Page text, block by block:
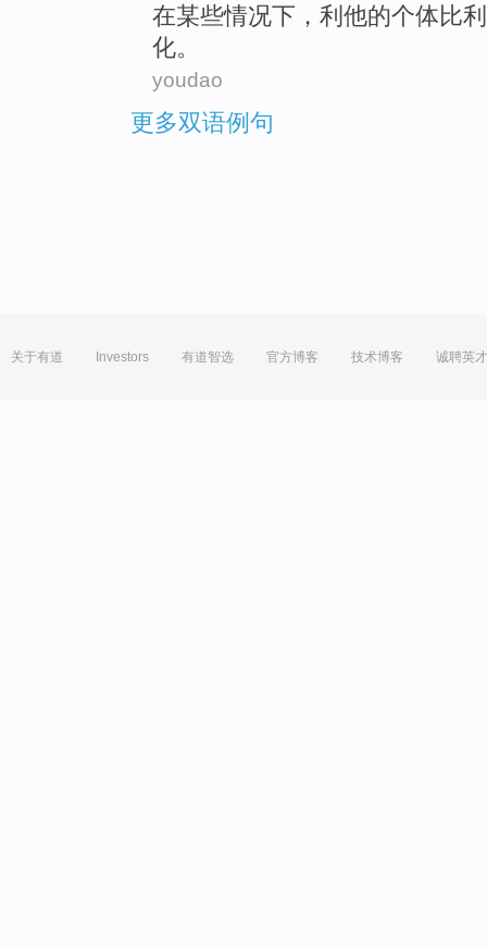
在某些情况下 ， 利他的个体比
化。
youdao
更多双语例句
关于有道 Investors 有道智选 官方博客 技术博客 诚聘英才